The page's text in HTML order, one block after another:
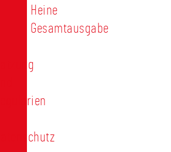
Heine
Gesamtausgabe
Satzung
Regularien
Datenschutz